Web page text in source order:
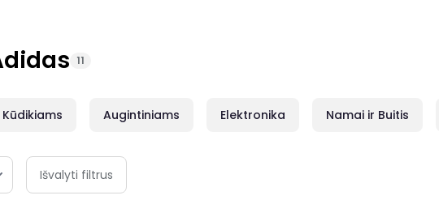
11
Augintiniams Elektronika Namai ir Buitis
Išvalyti filtrus